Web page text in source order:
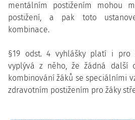
mentálním postižením mohou
postižení, a pak toto
kombinace.
§19 odst. 4 vyhlášky platí i pro
vyplývá z něho, že žádná další
kombinování žáků se speciálními
zdravotním postižením pro žáky